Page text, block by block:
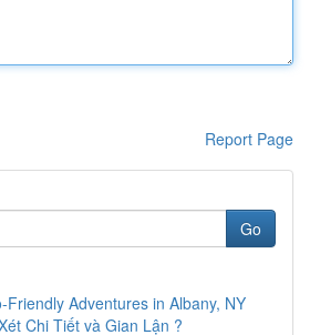
Report Page
Go
Friendly Adventures in Albany, NY
Chi Tiết và Gian Lận ?